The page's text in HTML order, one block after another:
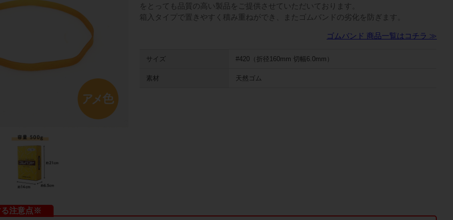
をとっても品質の高い製品をご提供させていただいております。
箱入タイプで置きやすく積み重ねができ、またゴムバンドの劣化を防ぎます。
ゴムバンド 商品一覧はコチラ ≫
サイズ #420（折径160mm 切幅6.0mm）
素材 天然ゴム
注意点※